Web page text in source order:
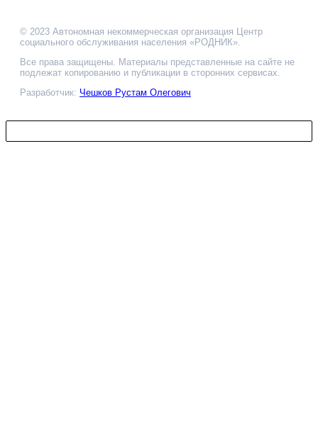
© 2023 Автономная некоммерческая организация Центр
социального обслуживания населения «РОДНИК».
Все права защищены. Материалы представленные на сайте не
подлежат копированию и публикации в сторонних сервисах.
Разработчик: Чешков Рустам Олегович